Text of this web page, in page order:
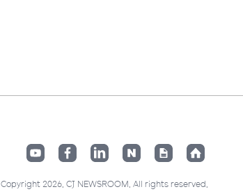
Copyright 2026. CJ NEWSROOM. All rights reserved.